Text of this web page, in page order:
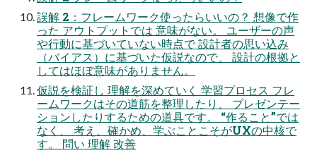
誤解 2：フレームワーク使ったらいいの？ 想像で作
った アウトプットでは 意味がない。 ユーザーの声
や行動に基づいていない時点で 設計者の思い込み
（バイアス）に基づいた仮説なので、 設計の根拠と
してはほぼ意味がありません。
仮説を検証し 理解を深めていく 学習プロセス フレ
ームワークはその道筋を整理したり、 プレゼンテー
ションしたりするための道具です。 “作ること”では
なく、 考え、確かめ、学ぶことこそがUXの中核で
す。 問い 理解 改善